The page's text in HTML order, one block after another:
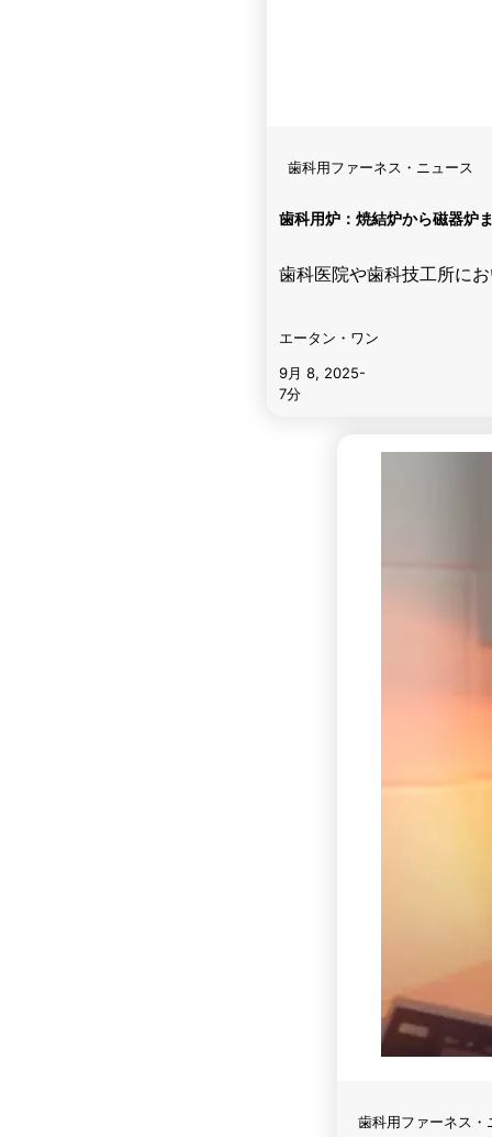
歯科用ファーネス・ニュース
歯科用炉：焼結炉から磁器炉
歯科医院や歯科技工所に
エータン・ワン
9月 8, 2025-
7分
歯科用ファーネス・